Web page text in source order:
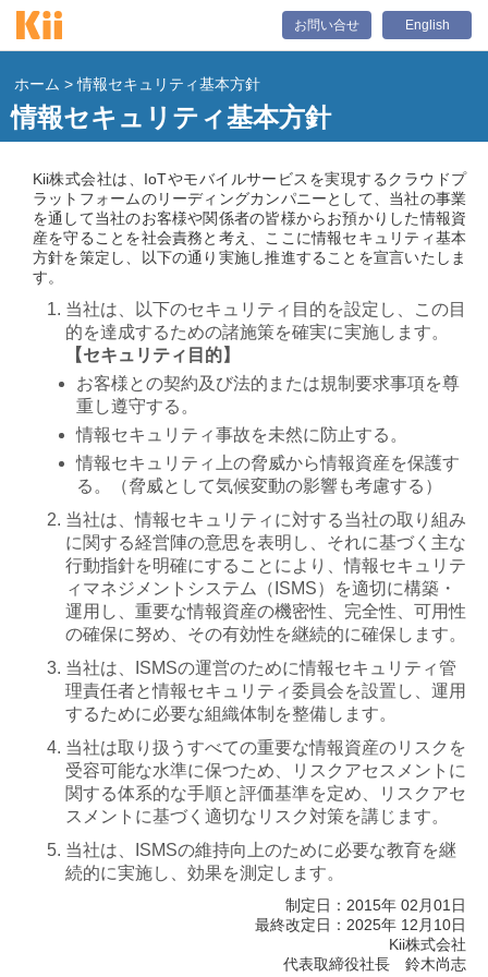
ホーム > 情報セキュリティ基本方針
情報セキュリティ基本方針
Kii株式会社は、IoTやモバイルサービスを実現するクラウドプ
ラットフォームのリーディングカンパニーとして、当社の事業
を通して当社のお客様や関係者の皆様からお預かりした情報資
産を守ることを社会責務と考え、ここに情報セキュリティ基本
方針を策定し、以下の通り実施し推進することを宣言いたしま
す。
当社は、以下のセキュリティ目的を設定し、この目
的を達成するための諸施策を確実に実施します。
【セキュリティ目的】
お客様との契約及び法的または規制要求事項を尊
重し遵守する。
情報セキュリティ事故を未然に防止する。
情報セキュリティ上の脅威から情報資産を保護す
る。（脅威として気候変動の影響も考慮する）
当社は、情報セキュリティに対する当社の取り組み
に関する経営陣の意思を表明し、それに基づく主な
行動指針を明確にすることにより、情報セキュリテ
ィマネジメントシステム（ISMS）を適切に構築・
運用し、重要な情報資産の機密性、完全性、可用性
の確保に努め、その有効性を継続的に確保します。
当社は、ISMSの運営のために情報セキュリティ管
理責任者と情報セキュリティ委員会を設置し、運用
するために必要な組織体制を整備します。
当社は取り扱うすべての重要な情報資産のリスクを
受容可能な水準に保つため、リスクアセスメントに
関する体系的な手順と評価基準を定め、リスクアセ
スメントに基づく適切なリスク対策を講じます。
当社は、ISMSの維持向上のために必要な教育を継
続的に実施し、効果を測定します。
制定日：2015年 02月01日
最終改定日：2025年 12月10日
Kii株式会社
代表取締役社長 鈴木尚志
お問い合せ English